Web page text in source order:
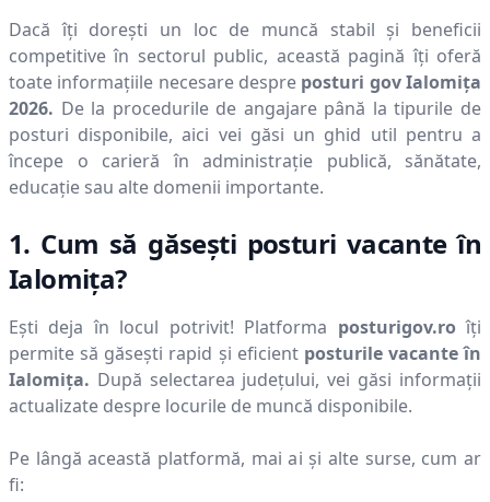
Dacă îți dorești un loc de muncă stabil și beneficii
competitive în sectorul public, această pagină îți oferă
toate informațiile necesare despre posturi govIalomiţa
2026. De la procedurile de angajare până la tipurile de
posturi disponibile, aici vei găsi un ghid util pentru a
începe o carieră în administrație publică, sănătate,
educație sau alte domenii importante.
1. Cum să găsești posturi vacante în
Ialomiţa?
Ești deja în locul potrivit! Platforma posturigov.roîți
permite să găsești rapid și eficient posturile vacante în
Ialomiţa. După selectarea județului, vei găsi informații
actualizate despre locurile de muncă disponibile.
Pe lângă această platformă, mai ai și alte surse, cum ar
fi: